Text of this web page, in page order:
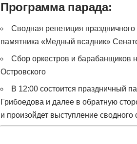
Программа парада:
Сводная репетиция
памятника «Медный всадник»
Сбор оркестров и барабанщиков
Островского
В 12:00 состоится праздничный
Грибоедова и далее в обратную
и произойдет выступление